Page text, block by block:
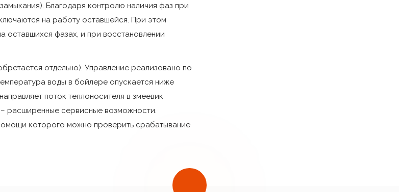
(«залипании»). При обнаружении неполадки котел продолжит отапливать дом,
учитывая положение неисправного («залипшего») реле.
Защита от выхода из строя электроники - независимое аварийное
отключение нагрева контактором.
Возможность ограничения потребляемой котлом мощности (кратно
количеству ступеней).
Благодаря контролю наличия фаз при
на работу оставшейся. При этом
оставшихся фазах, и при восстановлении
отдельно). Управление реализовано по
воды в бойлере опускается ниже
поток теплоносителя в змеевик
– расширенные сервисные возможности.
которого можно проверить срабатывание